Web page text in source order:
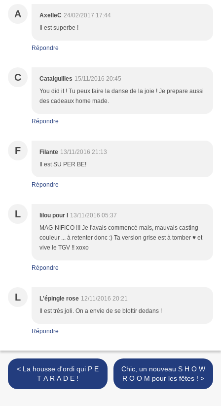
A AxelleC 24/02/2017 17:44
Il est superbe !
Répondre
C Cataiguilles 15/11/2016 20:45
You did it ! Tu peux faire la danse de la joie ! Je prepare aussi
des cadeaux home made.
Répondre
F Filante 13/11/2016 21:13
Il est SU PER BE!
Répondre
L lilou pour l
13/11/2016 05:37
MAG-NIFICO !!! Je l'avais commencé mais, mauvais casting
couleur ... à retenter donc :) Ta version grise est à tomber ♥ et
vive le TGV !! xoxo
Répondre
L L'épingle rose 12/11/2016 20:21
Il est très joli. On a envie de se blottir dedans !
Répondre
< La housse d'ordi qui P E
T A R A D E !
Chic, un nouveau S H O W
R O O M pour les fêtes ! >